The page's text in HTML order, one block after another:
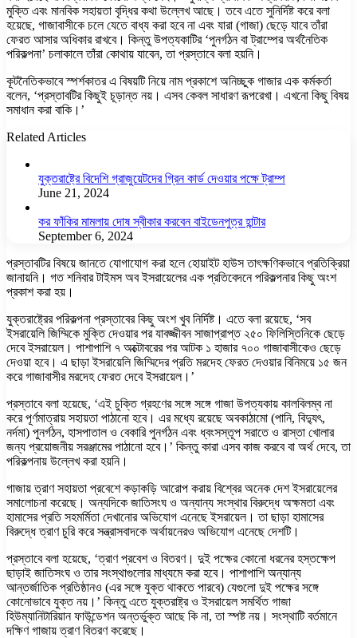
মুক্তি এবং মানবিক সহায়তা বৃদ্ধির কথা উল্লেখ আছে। তবে এতে সুনির্দিষ্ট করে বলা
হয়েছে, গাজাবাসীকে চলে যেতে বাধ্য করা হবে না এবং যারা (গাজা) ছেড়ে যাবে তাঁরা
ফেরত আসার অধিকার রাখবে। কিন্তু উপত্যকাটির ‘পুনর্গঠন বা ট্রাম্পের অর্থনৈতিক
পরিকল্পনা’ চলাকালে তাঁরা কোথায় যাবেন, তা প্রস্তাবে বলা হয়নি।
কূটনৈতিকভাবে স্পর্শকাতর এ বিষয়টি নিয়ে নাম প্রকাশে অনিচ্ছুক গাজার এক কর্মকর্তা
বলেন, ‘প্রস্তাবটির কিছুই চূড়ান্ত নয়। এসব কেবল সাধারণ রূপরেখা। এখনো কিছু বিষয়
সমাধান করা বাকি।’
Related Articles
যুক্তরাষ্ট্রে বিদেশি গ্রাজুয়েটদের গ্রিন কার্ড দেওয়ার পক্ষে ট্রাম্প
June 21, 2024
কর ফাঁকির মামলায় দোষ স্বীকার করবেন বাইডেনপুত্র হান্টার
September 6, 2024
প্রস্তাবটির বিষয়ে জানতে যোগাযোগ করা হলে হোয়াইট হাউস তাৎক্ষণিকভাবে প্রতিক্রিয়া
জানায়নি। গত শনিবার টাইমস অব ইসরায়েলের এক প্রতিবেদনে পরিকল্পনার কিছু অংশ
প্রকাশ করা হয়।
যুক্তরাষ্ট্রের পরিকল্পনা প্রস্তাবের কিছু অংশ খুব নির্দিষ্ট। এতে বলা রয়েছে, ‘সব
ইসরায়েলি জিম্মিকে মুক্তি দেওয়ার পর যাবজ্জীবন সাজাপ্রাপ্ত ২৫০ ফিলিস্তিনিকে ছেড়ে
দেবে ইসরায়েল। পাশাপাশি ৭ অক্টোবরের পর আটক ১ হাজার ৭০০ গাজাবাসীকেও ছেড়ে
দেওয়া হবে। এ ছাড়া ইসরায়েলি জিম্মিদের প্রতি মরদেহ ফেরত দেওয়ার বিনিময়ে ১৫ জন
করে গাজাবাসীর মরদেহ ফেরত দেবে ইসরায়েল।’
প্রস্তাবে বলা হয়েছে, ‘এই চুক্তি গ্রহণের সঙ্গে সঙ্গে গাজা উপত্যকায় কালবিলম্ব না
করে পূর্ণমাত্রায় সহায়তা পাঠানো হবে। এর মধ্যে রয়েছে অবকাঠামো (পানি, বিদ্যুৎ,
নর্দমা) পুনর্গঠন, হাসপাতাল ও বেকারি পুনর্গঠন এবং ধ্বংসস্তূপ সরাতে ও রাস্তা খোলার
জন্য প্রয়োজনীয় সরঞ্জামের পাঠানো হবে।’ কিন্তু কারা এসব কাজ করবে বা অর্থ দেবে, তা
পরিকল্পনায় উল্লেখ করা হয়নি।
গাজায় ত্রাণ সহায়তা প্রবেশে কড়াকড়ি আরোপ করায় বিশ্বের অনেক দেশ ইসরায়েলের
সমালোচনা করেছে। অন্যদিকে জাতিসংঘ ও অন্যান্য সংস্থার বিরুদ্ধে অক্ষমতা এবং
হামাসের প্রতি সহমর্মিতা দেখানোর অভিযোগ এনেছে ইসরায়েল। তা ছাড়া হামাসের
বিরুদ্ধে ত্রাণ চুরি করে সন্ত্রাসবাদকে অর্থায়নেরও অভিযোগ এনেছে দেশটি।
প্রস্তাবে বলা হয়েছে, ‘ত্রাণ প্রবেশ ও বিতরণ। দুই পক্ষের কোনো ধরনের হস্তক্ষেপ
ছাড়াই জাতিসংঘ ও তার সংস্থাগুলোর মাধ্যমে করা হবে। পাশাপাশি অন্যান্য
আন্তর্জাতিক প্রতিষ্ঠানও (এর সঙ্গে যুক্ত থাকতে পারবে) যেগুলো দুই পক্ষের সঙ্গে
কোনোভাবে যুক্ত নয়।’ কিন্তু এতে যুক্তরাষ্ট্র ও ইসরায়েল সমর্থিত গাজা
হিউম্যানিটারিয়ান ফাউন্ডেশন অন্তর্ভুক্ত আছে কি না, তা স্পষ্ট নয়। সংস্থাটি বর্তমানে
দক্ষিণ গাজায় ত্রাণ বিতরণ করেছে।